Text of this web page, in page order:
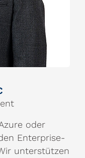
oder
Enterprise-
unterstützen